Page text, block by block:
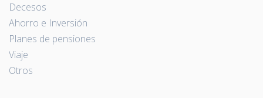
Decesos
Ahorro e Inversión
Planes de pensiones
Viaje
Otros